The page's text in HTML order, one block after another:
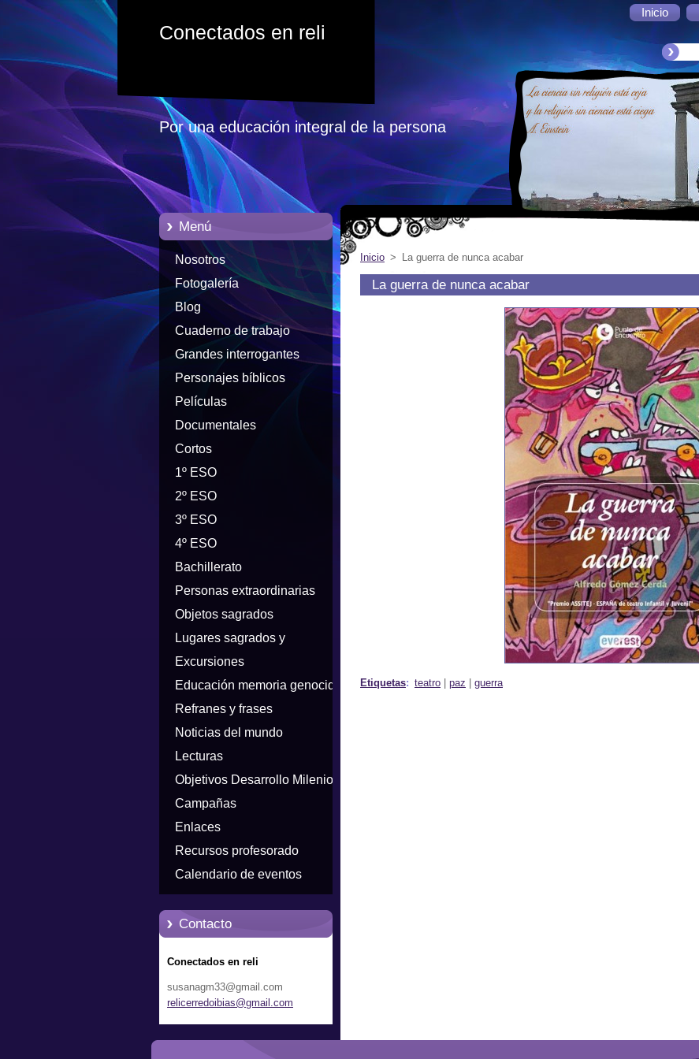
Inicio
Conectados en reli
Por una educación integral de la persona
Menú
Nosotros
Fotogalería
Blog
Cuaderno de trabajo
Grandes interrogantes
Personajes bíblicos
Películas
Documentales
Cortos
1º ESO
2º ESO
3º ESO
4º ESO
Bachillerato
Personas extraordinarias
Objetos sagrados
Lugares sagrados y
peregrinaciones
Excursiones
Educación memoria genocidios
Refranes y frases
Noticias del mundo
Lecturas
Objetivos Desarrollo Milenio
Campañas
Enlaces
Recursos profesorado
Calendario de eventos
Contacto
Conectados en reli
susanagm33@gmail.com
relicerredoibias@gmail.com
Inicio > La guerra de nunca acabar
La guerra de nunca acabar
Etiquetas: teatro paz guerra